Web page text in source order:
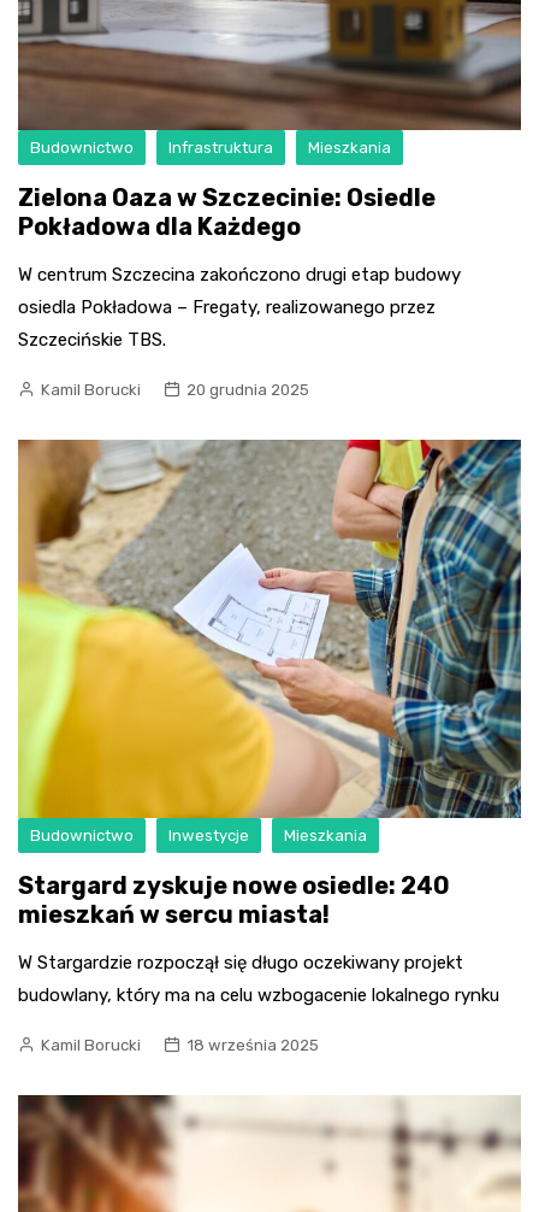
Budownictwo Infrastruktura Mieszkania
Zielona Oaza w Szczecinie: Osiedle
Pokładowa dla Każdego
W centrum Szczecina zakończono drugi etap budowy
osiedla Pokładowa – Fregaty, realizowanego przez
Szczecińskie TBS.
Kamil Borucki 20 grudnia 2025
Budownictwo Inwestycje Mieszkania
Stargard zyskuje nowe osiedle: 240
mieszkań w sercu miasta!
W Stargardzie rozpoczął się długo oczekiwany projekt
budowlany, który ma na celu wzbogacenie lokalnego rynku
Kamil Borucki 18 września 2025